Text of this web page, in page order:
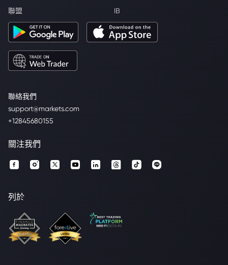
聯絡我們
support@markets.com
+12845680155
聯盟 IB
關注我們
列於